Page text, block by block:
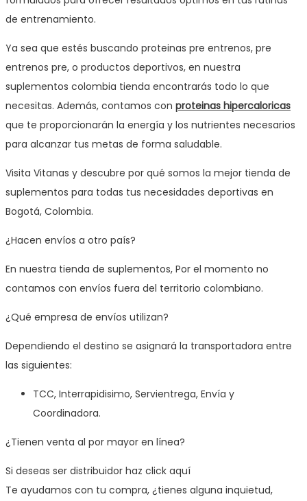
de entrenamiento.
Ya sea que estés buscando proteinas pre entrenos, pre
entrenos pre, o productos deportivos, en nuestra
suplementos colombia tienda encontrarás todo lo que
necesitas. Además, contamos con proteinas hipercaloricas
que te proporcionarán la energía y los nutrientes necesarios
para alcanzar tus metas de forma saludable.
Visita Vitanas y descubre por qué somos la mejor tienda de
suplementos para todas tus necesidades deportivas en
Bogotá, Colombia.
¿Hacen envíos a otro país?
En nuestra tienda de suplementos, Por el momento no
contamos con envíos fuera del territorio colombiano.
¿Qué empresa de envíos utilizan?
Dependiendo el destino se asignará la transportadora entre
las siguientes:
TCC, Interrapidisimo, Servientrega, Envía y
Coordinadora.
¿Tienen venta al por mayor en línea?
Si deseas ser distribuidor haz click aquí
Te ayudamos con tu compra, ¿tienes alguna inquietud,